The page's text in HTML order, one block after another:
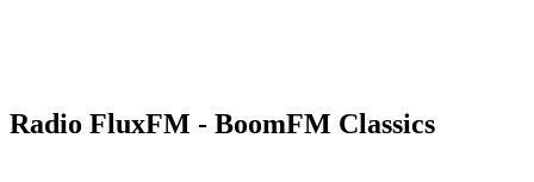
Radio FluxFM - BoomFM Classics